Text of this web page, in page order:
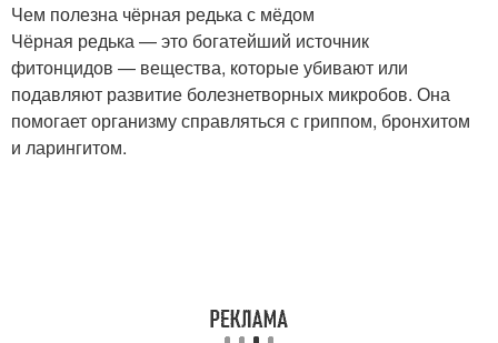
Чем полезна чёрная редька с мёдом
Чёрная редька — это богатейший источник
фитонцидов — вещества, которые убивают или
подавляют развитие болезнетворных микробов. Она
помогает организму справляться с гриппом, бронхитом
и ларингитом.